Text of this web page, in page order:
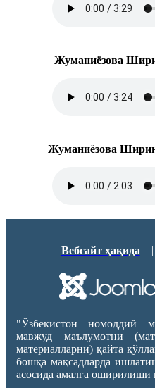
Жуманиёзова
Жуманиёзова
Вебсайт ҳақида
"Ўзбекистон номоддий
мавжуд маълумотни
материалларни) қайта
бошқа мақсадларда
асосида амалга